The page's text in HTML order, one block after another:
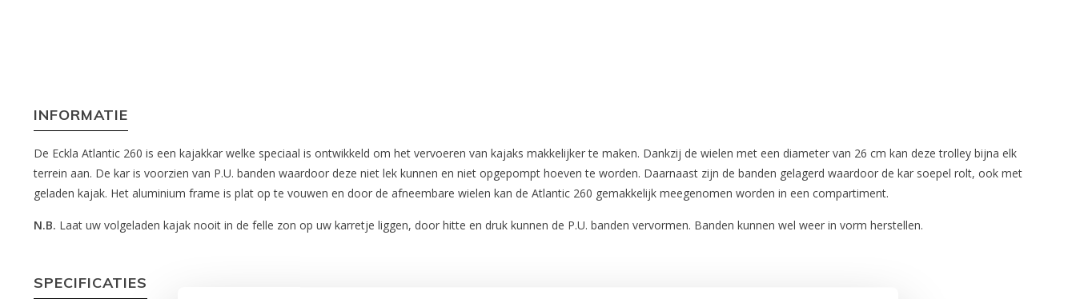
INFORMATIE
De Eckla Atlantic 260 is een kajakkar welke speciaal is ontwikkeld om het vervoeren van kajaks makkelijker te maken. Dankzij de wielen met een diameter van 26 cm kan deze trolley bijna elk
terrein aan. De kar is voorzien van P.U. banden waardoor deze niet lek kunnen en niet opgepompt hoeven te worden. Daarnaast zijn de banden gelagerd waardoor de kar soepel rolt, ook met
geladen kajak. Het aluminium frame is plat op te vouwen en door de afneembare wielen kan de Atlantic 260 gemakkelijk meegenomen worden in een compartiment.
N.B. Laat uw volgeladen kajak nooit in de felle zon op uw karretje liggen, door hitte en druk kunnen de P.U. banden vervormen. Banden kunnen wel weer in vorm herstellen.
SPECIFICATIES